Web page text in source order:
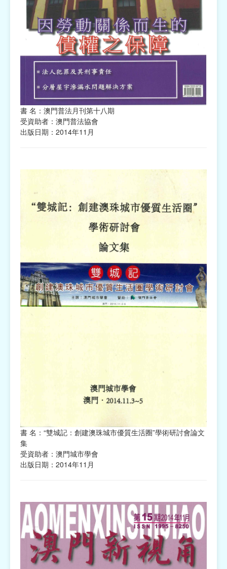
書 名：澳門普法月刊第十八期
受資助者：澳門普法協會
出版日期：2014年11月
書 名：“雙城記：創建澳珠城市優質生活圈”學術研討會論文
集
受資助者：澳門城市學會
出版日期：2014年11月